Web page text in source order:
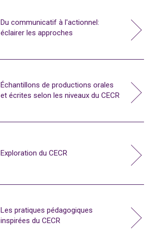
Du communicatif à l'actionnel:
éclairer les approches
Échantillons de productions orales
et écrites selon les niveaux du CECR
Exploration du CECR
Les pratiques pédagogiques
inspirées du CECR